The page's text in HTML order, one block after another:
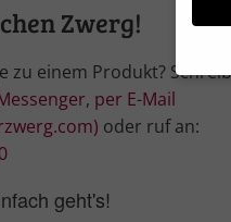
Zwerg!
zu einem Produkt?
, per E-Mail
oder ruf an:
geht's!
Wir